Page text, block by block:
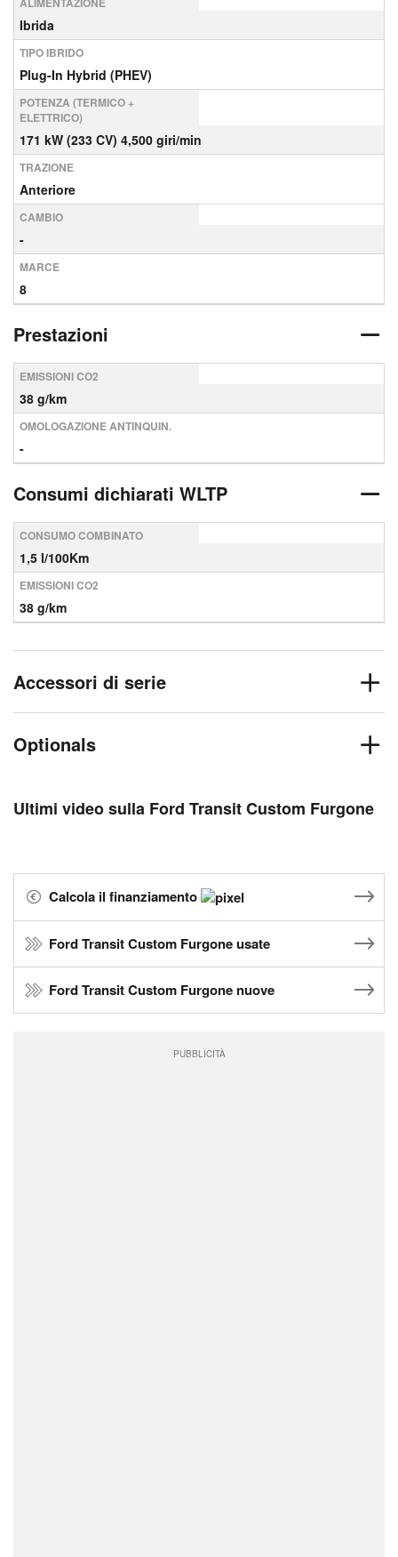
Ibrida
TIPO IBRIDO
Plug-In Hybrid (PHEV)
POTENZA (TERMICO +
ELETTRICO)
171 kW (233 CV) 4,500 giri/min
TRAZIONE
Anteriore
CAMBIO
-
MARCE
8
Prestazioni
EMISSIONI CO2
38 g/km
OMOLOGAZIONE ANTINQUIN.
-
Consumi dichiarati WLTP
CONSUMO COMBINATO
1,5 l/100Km
EMISSIONI CO2
38 g/km
Accessori di serie
Optionals
Ultimi video sulla Ford Transit Custom Furgone
Calcola il finanziamento
Ford Transit Custom Furgone usate
Ford Transit Custom Furgone nuove
PUBBLICITÀ